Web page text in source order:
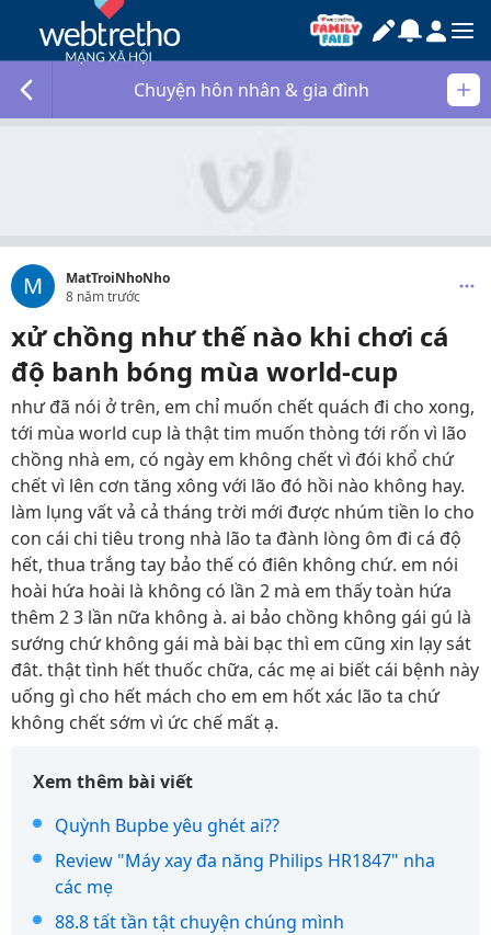
Chuyện hôn nhân & gia đình
M
MatTroiNhoNho
8 năm trước
xử chồng như thế nào khi chơi cá
độ banh bóng mùa world-cup
như đã nói ở trên, em chỉ muốn chết quách đi cho xong,
tới mùa world cup là thật tim muốn thòng tới rốn vì lão
chồng nhà em, có ngày em không chết vì đói khổ chứ
chết vì lên cơn tăng xông với lão đó hồi nào không hay.
làm lụng vất vả cả tháng trời mới được nhúm tiền lo cho
con cái chi tiêu trong nhà lão ta đành lòng ôm đi cá độ
hết, thua trắng tay bảo thế có điên không chứ. em nói
hoài hứa hoài là không có lần 2 mà em thấy toàn hứa
thêm 2 3 lần nữa không à. ai bảo chồng không gái gú là
sướng chứ không gái mà bài bạc thì em cũng xin lạy sát
đât. thật tình hết thuốc chữa, các mẹ ai biết cái bệnh này
uống gì cho hết mách cho em em hốt xác lão ta chứ
không chết sớm vì ức chế mất ạ.
Xem thêm bài viết
Quỳnh Bupbe yêu ghét ai??
Review "Máy xay đa năng Philips HR1847" nha
các mẹ
88.8 tất tần tật chuyện chúng mình